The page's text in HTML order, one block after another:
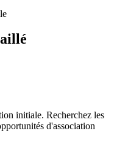
initiale. Recherchez les
d'association